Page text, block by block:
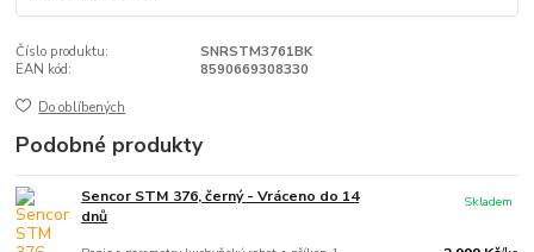
Číslo produktu:
SNRSTM3761BK
EAN kód:
8590669308330
Do oblíbených
Podobné produkty
Sencor STM 376, černý - Vráceno do 14
dnů
Skladem